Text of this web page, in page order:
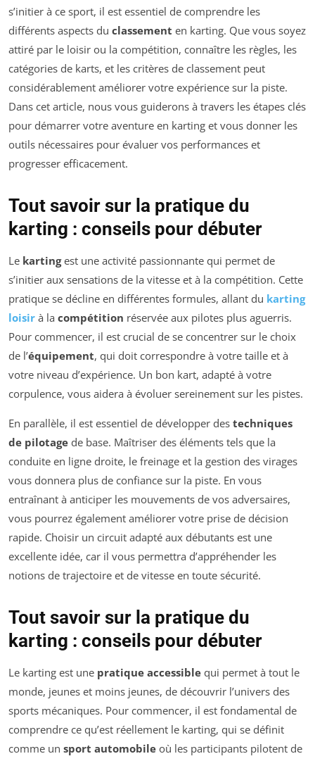
s’initier à ce sport, il est essentiel de comprendre les
différents aspects du classement en karting. Que vous soyez
attiré par le loisir ou la compétition, connaître les règles, les
catégories de karts, et les critères de classement peut
considérablement améliorer votre expérience sur la piste.
Dans cet article, nous vous guiderons à travers les étapes clés
pour démarrer votre aventure en karting et vous donner les
outils nécessaires pour évaluer vos performances et
progresser efficacement.
Tout savoir sur la pratique du
karting : conseils pour débuter
Le kartingest une activité passionnante qui permet de
s’initier aux sensations de la vitesse et à la compétition. Cette
pratique se décline en différentes formules, allant du karting
loisir à la compétition réservée aux pilotes plus aguerris.
Pour commencer, il est crucial de se concentrer sur le choix
de l’équipement, qui doit correspondre à votre taille et à
votre niveau d’expérience. Un bon kart, adapté à votre
corpulence, vous aidera à évoluer sereinement sur les pistes.
En parallèle, il est essentiel de développer des techniques
de pilotage de base. Maîtriser des éléments tels que la
conduite en ligne droite, le freinage et la gestion des virages
vous donnera plus de confiance sur la piste. En vous
entraînant à anticiper les mouvements de vos adversaires,
vous pourrez également améliorer votre prise de décision
rapide. Choisir un circuit adapté aux débutants est une
excellente idée, car il vous permettra d’appréhender les
notions de trajectoire et de vitesse en toute sécurité.
Tout savoir sur la pratique du
karting : conseils pour débuter
Le karting est une pratique accessible qui permet à tout le
monde, jeunes et moins jeunes, de découvrir l’univers des
sports mécaniques. Pour commencer, il est fondamental de
comprendre ce qu’est réellement le karting, qui se définit
comme un sport automobile où les participants pilotent de